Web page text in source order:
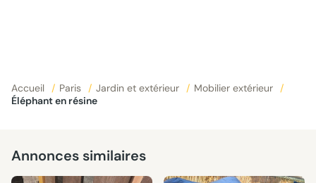
Accueil / Paris / Jardin et extérieur / Mobilier extérieur
/
Éléphant en résine
Annonces similaires